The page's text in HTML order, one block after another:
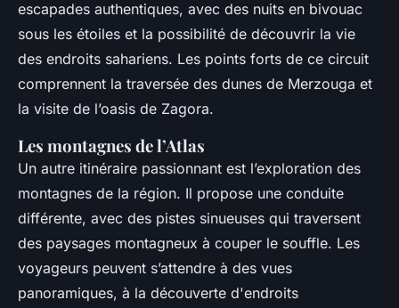
escapades authentiques, avec des nuits en bivouac
sous les étoiles et la possibilité de découvrir la vie
des endroits sahariens. Les points forts de ce circuit
comprennent la traversée des dunes de Merzouga et
la visite de l’oasis de Zagora.
Les montagnes de l’Atlas
Un autre itinéraire passionnant est l’exploration des
montagnes de la région. Il propose une conduite
différente, avec des pistes sinueuses qui traversent
des paysages montagneux à couper le souffle. Les
voyageurs peuvent s’attendre à des vues
panoramiques, à la découverte d'endroits